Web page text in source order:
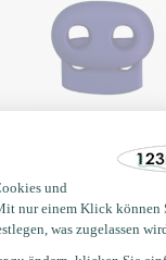
Kordelstopper blau
€0,35